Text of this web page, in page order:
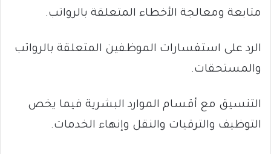
متابعة ومعالجة الأخطاء المتعلقة بالرواتب.
الرد على استفسارات الموظفين المتعلقة بالرواتب
والمستحقات.
التنسيق مع أقسام الموارد البشرية فيما يخص
التوظيف والترقيات والنقل وإنهاء الخدمات.